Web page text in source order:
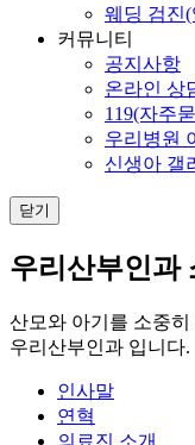
웨딩 검진
커뮤니티
공지사항
온라인 상
119(자주
우리병원
신생아 갤
닫기
우리산부인과
산모와 아기를 소중히
우리산부인과 입니다.
인사말
연혁
의료진 소개